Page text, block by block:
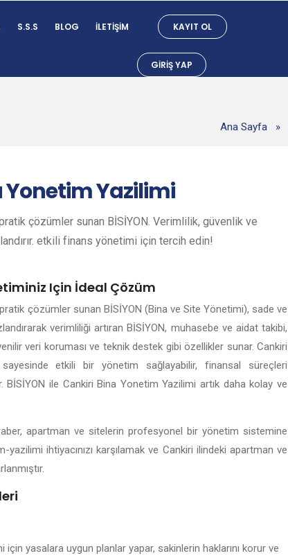
S.S.S BLOG İLETIŞIM KAYIT OL
GIRIŞ YAP
Ana Sayfa »
Yonetim Yazilimi
çözümler sunan BİSİYON. Verimlilik, güvenlik ve
etkili finans yönetimi için tercih edin!
Için İdeal Çözüm
çözümler sunan BİSİYON (Bina ve Site Yönetimi), sade ve
verimliliği artıran BİSİYON, muhasebe ve aidat takibi,
veri koruması ve teknik destek gibi özellikler sunar. Cankiri
etkili bir yönetim sağlayabilir, finansal süreçleri
ile Cankiri Bina Yonetim Yazilimi artık daha kolay ve
apartman ve sitelerin profesyonel bir yönetim sistemine
ihtiyacınızı karşılamak ve Cankiri ilindeki apartman ve
yasalara uygun planlar yapar, sakinlerin haklarını korur ve